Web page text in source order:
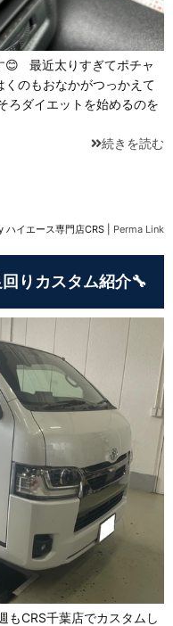
😊 最近太りすぎてポチャ
のもおなかがつっかえて
ダイエットを始めるのを
続きを読む
ハイエース専門店CRS Perma Link
りカスタム紹介🔧
CRS千葉店でカスタムし